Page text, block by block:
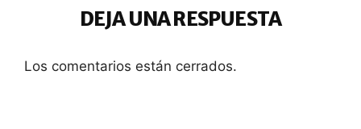
DEJA UNA RESPUESTA
Los comentarios están cerrados.